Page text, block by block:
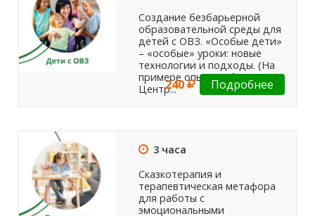
Создание безбарьерной
образовательной среды для
детей с ОВЗ. «Особые дети»
– «особые» уроки: новые
технологии и подходы. (На
примере опыта работы ГКОУ
Центр...240 Подробнее
3 часа
Сказкотерапия и
терапевтическая метафора
для работы с
эмоциональными